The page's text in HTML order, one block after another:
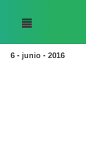
6 - junio - 2016